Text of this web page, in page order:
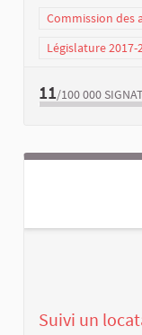
Commission des
Législature 2017-
11/100 000
Suivi un